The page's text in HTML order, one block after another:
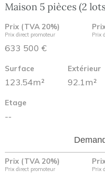
Maison 5 pièces (2
Prix (TVA 20%)
Prix direct promoteur
633 500 €
Prix
Surface
123.54m²
Extérieur
92.1m²
Etage
--
Prix (TVA 20%)
Prix direct promoteur Prix